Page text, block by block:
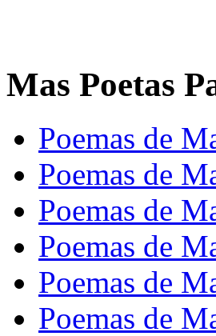
Mas Poetas
Poemas de
Poemas de
Poemas de
Poemas de
Poemas de
Poemas de